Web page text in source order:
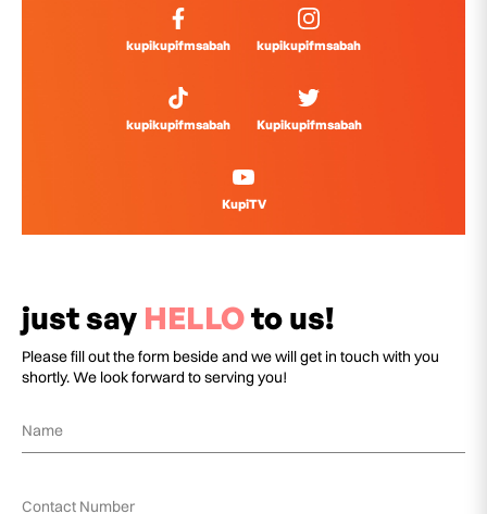
kupikupifmsabah kupikupifmsabah
kupikupifmsabah Kupikupifmsabah
KupiTV
just say HELLOto us!
Please fill out the form beside and we will get in touch with you
shortly. We look forward to serving you!